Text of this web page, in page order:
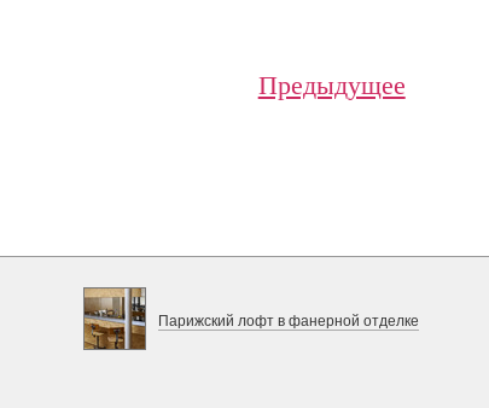
Предыдущее
Парижский лофт в фанерной отделке